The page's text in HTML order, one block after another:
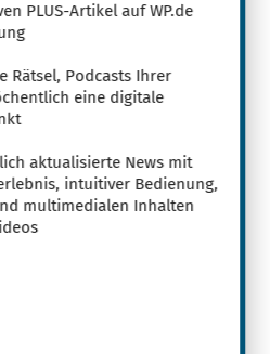
PLUS-Artikel auf WP.de
Rätsel, Podcasts Ihrer
eine digitale
aktualisierte News mit
intuitiver Bedienung,
multimedialen Inhalten